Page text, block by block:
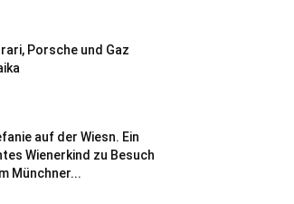
Porsche und Gaz
auf der Wiesn. Ein
Wienerkind zu Besuch
Münchner...